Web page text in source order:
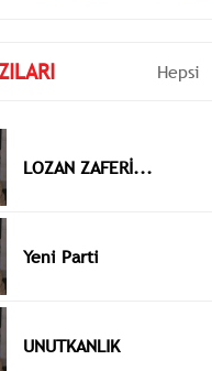
Hepsi
LOZAN ZAFERİ...
Yeni Parti
UNUTKANLIK